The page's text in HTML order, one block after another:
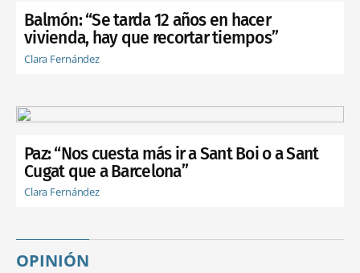
Balmón: “Se tarda 12 años en hacer
vivienda, hay que recortar tiempos”
Clara Fernández
Paz: “Nos cuesta más ir a Sant Boi o a Sant
Cugat que a Barcelona”
Clara Fernández
OPINIÓN